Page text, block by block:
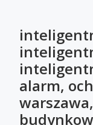
alarm,